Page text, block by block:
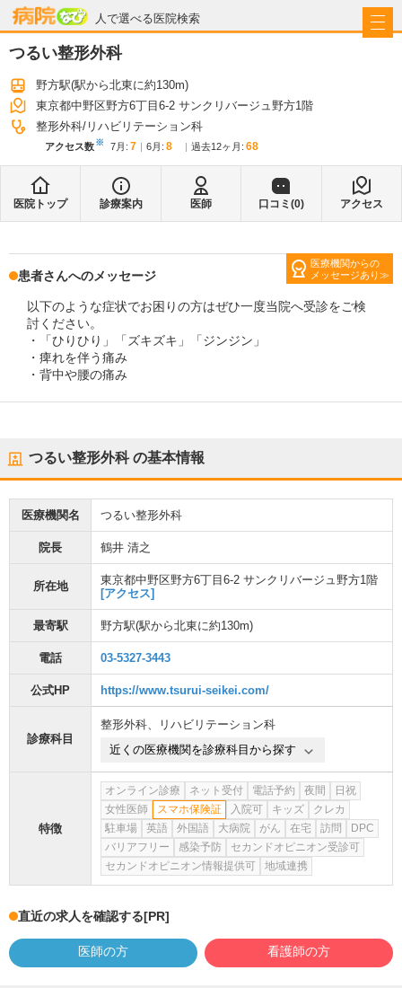
人で選べる医院検索
病院なび
つるい整形外科
野方駅(駅から北東に約130m)
東京都中野区野方6丁目6-2 サンクリバージュ野方1階
整形外科 リハビリテーション科
アクセス数※ 7月 : 7 6月 : 8 過去12ヶ月: 68
医院トップ 診療案内 医師 口コミ(0) アクセス
医療機関からの
メッセージあり
患者さんへのメッセージ
以下のような症状でお困りの方はぜひ一度当院へ受診をご検
討ください。
・「ひりひり」「ズキズキ」「ジンジン」
・痺れを伴う痛み
・背中や腰の痛み
つるい整形外科の基本情報
医療機関名 つるい整形外科
院長 鶴井 清之
所在地
東京都中野区野方6丁目6-2 サンクリバージュ野方1階
[アクセス]
最寄駅 野方駅(駅から北東に約130m)
電話 03-5327-3443
公式HP https://www.tsurui-seikei.com/
診療科目
整形外科、
リハビリテーション科
近くの医療機関を診療科目から探す
特徴
オンライン診療 ネット受付 電話予約 夜間
日祝
女性医師
スマホ保険証 入院可 キッズ
クレカ
駐車場
英語 外国語 大病院 がん 在宅 訪問
DPC
バリアフリー
感染予防
セカンドオピニオン受診可
セカンドオピニオン情報提供可
地域連携
直近の求人を確認する[PR]
医師の方 看護師の方